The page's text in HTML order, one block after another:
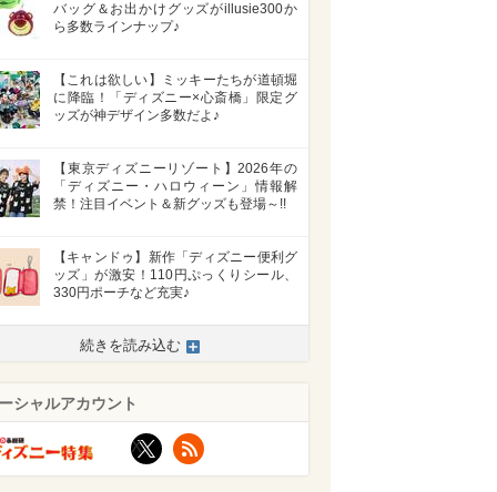
バッグ＆お出かけグッズがillusie300か
ら多数ラインナップ♪
【これは欲しい】ミッキーたちが道頓堀
に降臨！「ディズニー×心斎橋」限定グ
ッズが神デザイン多数だよ♪
【東京ディズニーリゾート】2026年の
「ディズニー・ハロウィーン」情報解
禁！注目イベント＆新グッズも登場～!!
【キャンドゥ】新作「ディズニー便利グ
ッズ」が激安！110円ぷっくりシール、
330円ポーチなど充実♪
続きを読み込む
シャルアカウント
X